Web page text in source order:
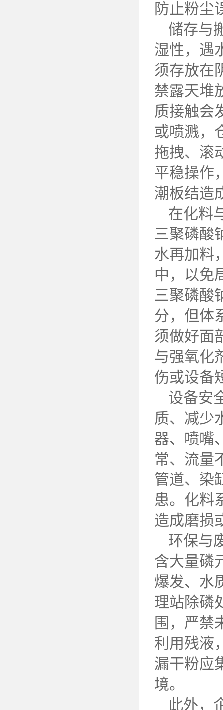
防止粉尘
储存与
湿性，遇
须存放在
禁露天堆
质接触会
或喷溅，
拖拽、滚
平稳操作
潮板结造
在化料
三聚磷酸
水再加料
中，以免
三聚磷酸
分，但体
须做好面
与强氧化
伤或设备
设备安
质、减少
器、喷嘴
常、流量
管道、染
患。化料
造成磨损
环保与
含大量磷
爆发、水
理站除磷
围，严禁
利用残液
漏干粉应
境。
此外，